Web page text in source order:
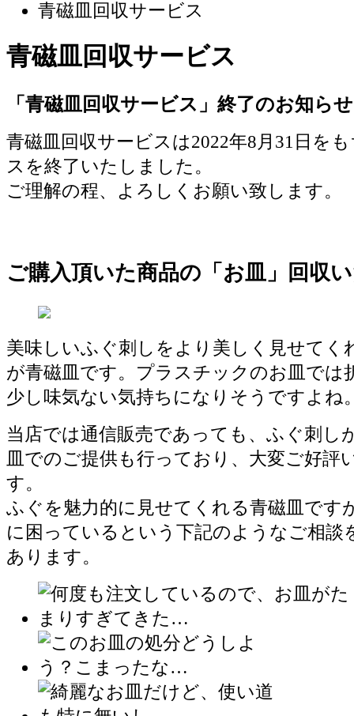
青磁皿回収サービス
青磁皿回収サービス
「青磁皿回収サービス」終了のお知らせ
青磁皿回収サービスは2022年8月31日を
スを終了いたしました。
ご理解の程、よろしくお願い致します。
ご購入頂いた商品の「お皿」回収
美味しいふぐ刺しをより美しく見せてく
が青磁皿です。プラスチックのお皿では
少し味気ない気持ちになりそうですよね
当店では通信販売であっても、ふぐ刺し
皿でのご提供も行っており、大変ご好評
す。
ふぐを魅力的に見せてくれる青磁皿です
に困っているという下記のようなご相談
あります。